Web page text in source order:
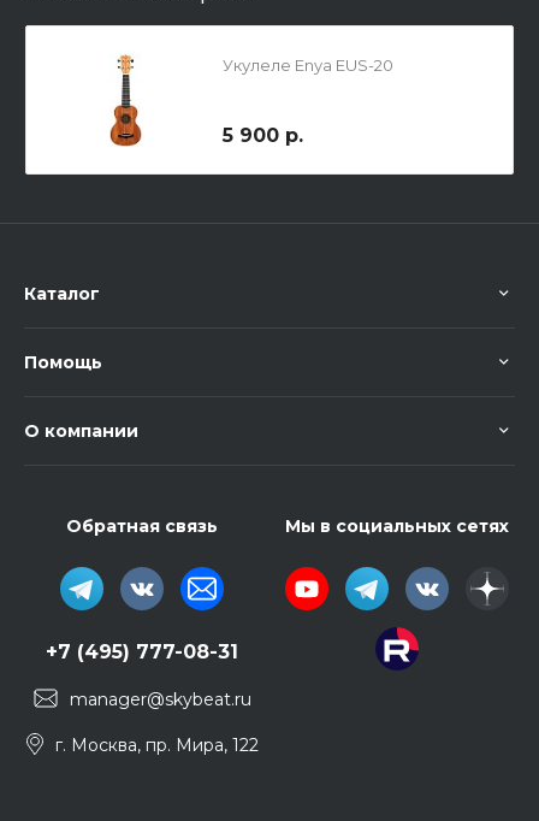
Укулеле Enya EUS-20
5 900 р.
Каталог
Помощь
О компании
Обратная связь
+7 (495) 777-08-31
manager@skybeat.ru
г. Москва, пр. Мира, 122
Мы в социальных сетях